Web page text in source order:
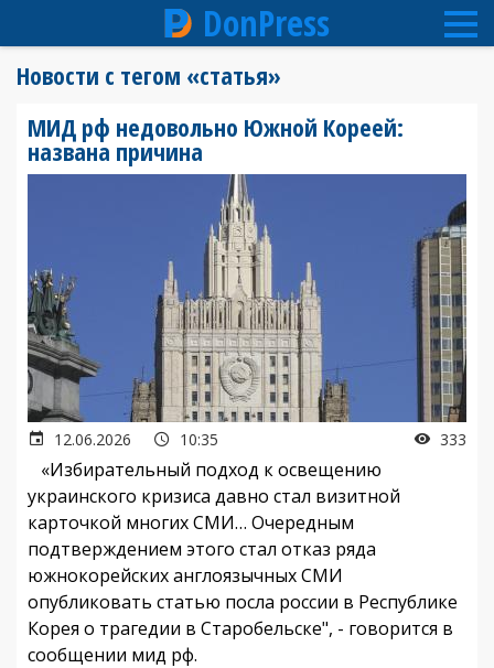
содержанию
DonPress
Новости с тегом «статья»
МИД рф недовольно Южной Кореей:
названа причина
12.06.2026 10:35 333
«Избирательный подход к освещению
украинского кризиса давно стал визитной
карточкой многих СМИ… Очередным
подтверждением этого стал отказ ряда
южнокорейских англоязычных СМИ
опубликовать статью посла россии в Республике
Корея о трагедии в Старобельске", - говорится в
сообщении мид рф.